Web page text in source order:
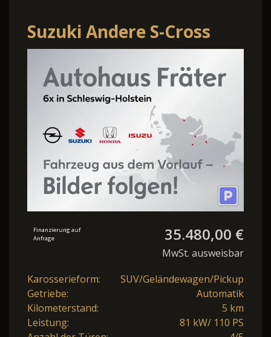
Suzuki Andere S-Cross
Comfort+ AllGrip Navi SD
PDC
Finanzierung auf
Anfrage
35.480,00 €
MwSt. ausweisbar
Karosserieform:
SUV/Geländewagen/Pickup
Getriebe:
Automatik
Kilometerstand:
5 km
Leistung:
81 kW/ 110 PS